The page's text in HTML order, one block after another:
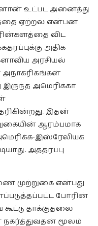
உட்பட அனைத்து
ஏற்றல் என்பன
விட
அதிக
அரசியல்
அநாகரிகங்கள்
அமெரிக்கா
இதன்
ஆரம்பமாக
இஸ்ரேலியக்
அத்தரப்பு
முற்றுகை என்பது
போரின்
தாக்குதலை
நகர்த்துவதன் மூலம்